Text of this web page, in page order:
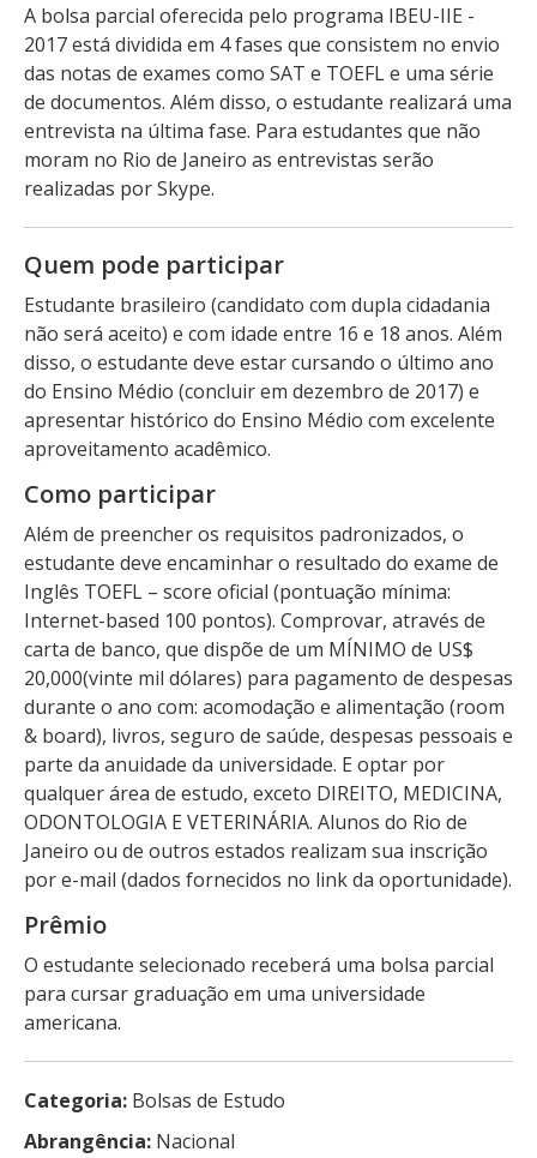
A bolsa parcial oferecida pelo programa IBEU-IIE -
2017 está dividida em 4 fases que consistem no envio
das notas de exames como SAT e TOEFL e uma série
de documentos. Além disso, o estudante realizará uma
entrevista na última fase. Para estudantes que não
moram no Rio de Janeiro as entrevistas serão
realizadas por Skype.
Quem pode participar
Estudante brasileiro (candidato com dupla cidadania
não será aceito) e com idade entre 16 e 18 anos. Além
disso, o estudante deve estar cursando o último ano
do Ensino Médio (concluir em dezembro de 2017) e
apresentar histórico do Ensino Médio com excelente
aproveitamento acadêmico.
Como participar
Além de preencher os requisitos padronizados, o
estudante deve encaminhar o resultado do exame de
Inglês TOEFL – score oficial (pontuação mínima:
Internet-based 100 pontos). Comprovar, através de
carta de banco, que dispõe de um MÍNIMO de US$
20,000(vinte mil dólares) para pagamento de despesas
durante o ano com: acomodação e alimentação (room
& board), livros, seguro de saúde, despesas pessoais e
parte da anuidade da universidade. E optar por
qualquer área de estudo, exceto DIREITO, MEDICINA,
ODONTOLOGIA E VETERINÁRIA. Alunos do Rio de
Janeiro ou de outros estados realizam sua inscrição
por e-mail (dados fornecidos no link da oportunidade).
Prêmio
O estudante selecionado receberá uma bolsa parcial
para cursar graduação em uma universidade
americana.
Categoria: Bolsas de Estudo
Abrangência: Nacional